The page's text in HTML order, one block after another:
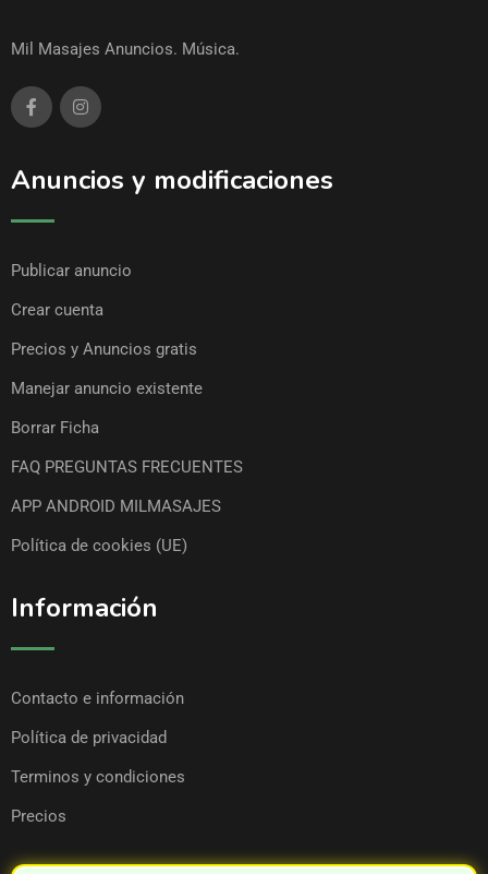
Mil Masajes Anuncios. Música.
Anuncios y modificaciones
Publicar anuncio
Crear cuenta
Precios y Anuncios gratis
Manejar anuncio existente
Borrar Ficha
FAQ PREGUNTAS FRECUENTES
APP ANDROID MILMASAJES
Política de cookies (UE)
Información
Contacto e información
Política de privacidad
Terminos y condiciones
Precios